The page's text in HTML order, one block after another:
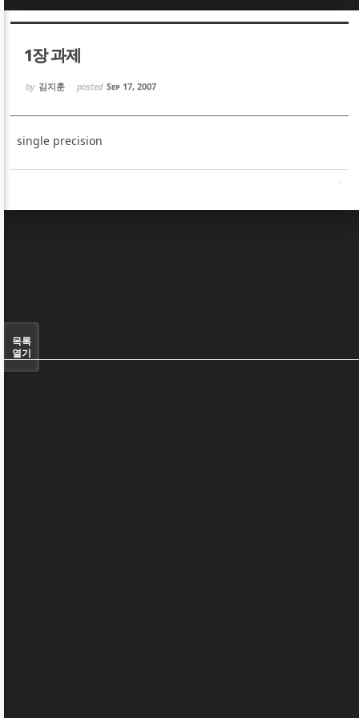
1장 과제
by 김지훈 posted Sep 17, 2007
single precision
목록
열기
Sketchbook5, 스케치북5
Sketchbook5, 스케치북5
Sketchbook5, 스케치북5
Sketchbook5, 스케치북5